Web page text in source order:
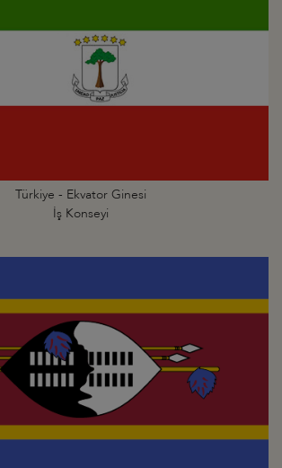
Türkiye - Ekvator Ginesi
İş Konseyi